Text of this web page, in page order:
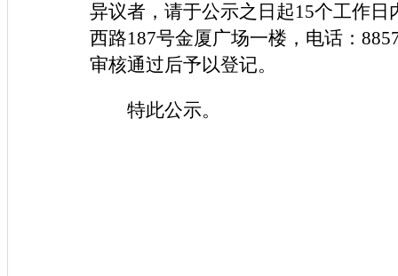
异议者，请于公示之日起15个工作
西路187号金厦广场一楼，电话：
审核通过后予以登记。
特此公示。